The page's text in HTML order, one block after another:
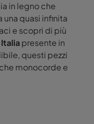
in legno che
quasi infinita
e scopri di più
presente in
questi pezzi
monocorde e